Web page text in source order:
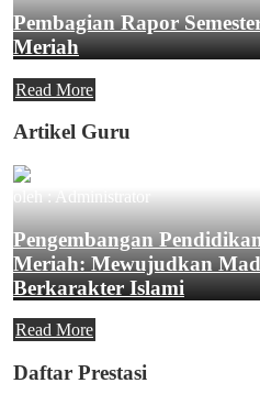
Pembagian Rapor
Meriah
Read More
Artikel Guru
oleh : Administrator
Pengembangan
Meriah: Mewujudkan
Berkarakter Islami
Read More
Daftar Prestasi